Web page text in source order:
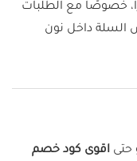
خصوصًا مع الطلبات
السلة داخل نون
حتى اقوى كود خصم